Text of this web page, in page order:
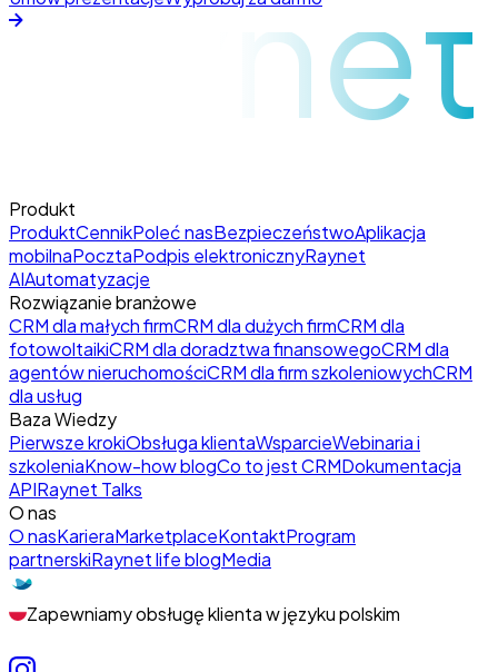
raynet
Produkt
ProduktCennikPoleć nasBezpieczeństwoAplikacja
mobilnaPocztaPodpis elektronicznyRaynet
AIAutomatyzacje
Rozwiązanie branżowe
CRM dla małych firmCRM dla dużych firmCRM dla
fotowoltaikiCRM dla doradztwa finansowegoCRM dla
agentów nieruchomościCRM dla firm szkoleniowychCRM
dla usług
Baza Wiedzy
Pierwsze krokiObsługa klientaWsparcieWebinaria i
szkoleniaKnow-how blogCo to jest CRMDokumentacja
APIRaynet Talks
O nas
O nasKarieraMarketplaceKontaktProgram
partnerskiRaynet life blogMedia
Zapewniamy obsługę klienta w języku polskim